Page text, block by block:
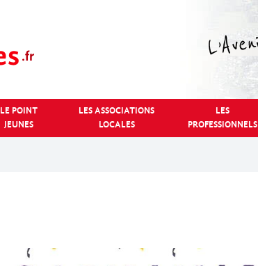
LE POINT
JEUNES
LES ASSOCIATIONS
LOCALES
LES
PROFESSIONNELS